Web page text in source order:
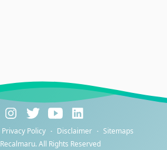
Privacy Policy Disclaimer
Sitemaps
Recalmaru. All Rights Reserved